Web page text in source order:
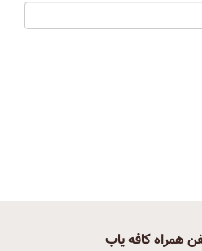
همراه کافه یاب